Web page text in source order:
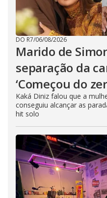
DO R7/06/08/2026
Marido de
separação da
‘Começou do
Kaká Diniz falou que a
conseguiu alcançar as
hit solo